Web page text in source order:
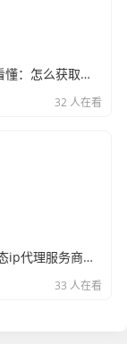
小白也能看懂：怎么获取代理ip和端口号，一步步教会你
32 人在看
2026年动态ip代理服务商有哪些？这份清单建议收藏
33 人在看